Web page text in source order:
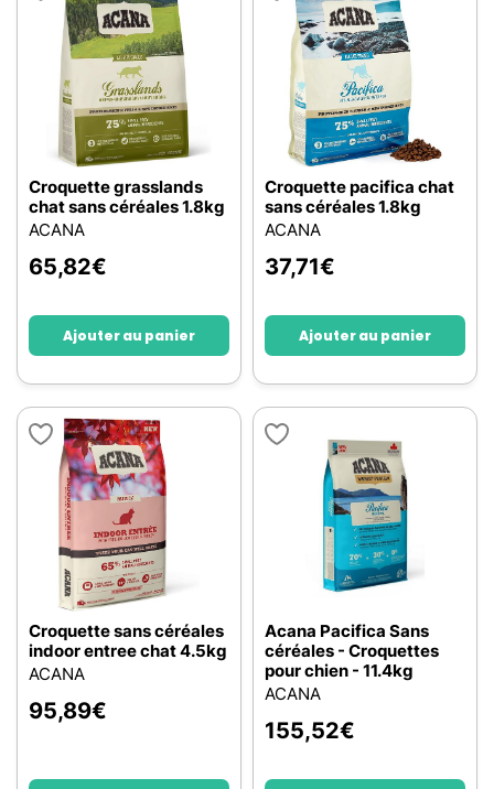
Croquette grasslands
chat sans céréales 1.8kg
ACANA
65,82€
Ajouter au panier
Croquette pacifica chat
sans céréales 1.8kg
ACANA
37,71€
Ajouter au panier
Croquette sans céréales
indoor entree chat 4.5kg
ACANA
95,89€
Acana Pacifica Sans
céréales - Croquettes
pour chien - 11.4kg
ACANA
155,52€